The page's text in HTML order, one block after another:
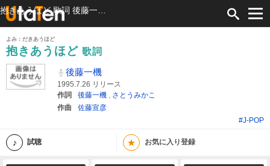
よみ：だきあうほど
抱きあうほど 歌詞
後藤一機
1995.7.26 リリース
作詞
後藤一機 , さとうみかこ
作曲
佐藤宣彦
#J-POP
試聴 ★ お気に入り登録